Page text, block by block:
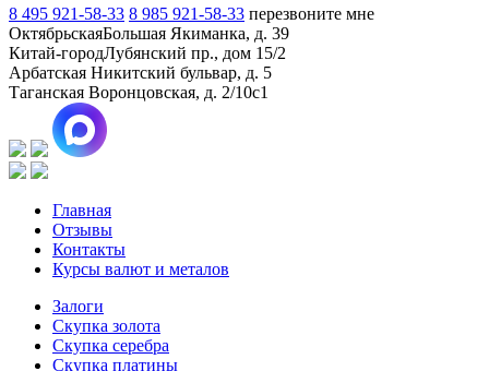
8 495 921-58-33 8 985 921-58-33 перезвоните мне
ОктябрьскаяБольшая Якиманка, д. 39
Китай-городЛубянский пр., дом 15/2
Арбатская Никитский бульвар, д. 5
Таганская Воронцовская, д. 2/10с1
Главная
Отзывы
Контакты
Курсы валют и металов
Залоги
Скупка золота
Скупка серебра
Скупка платины